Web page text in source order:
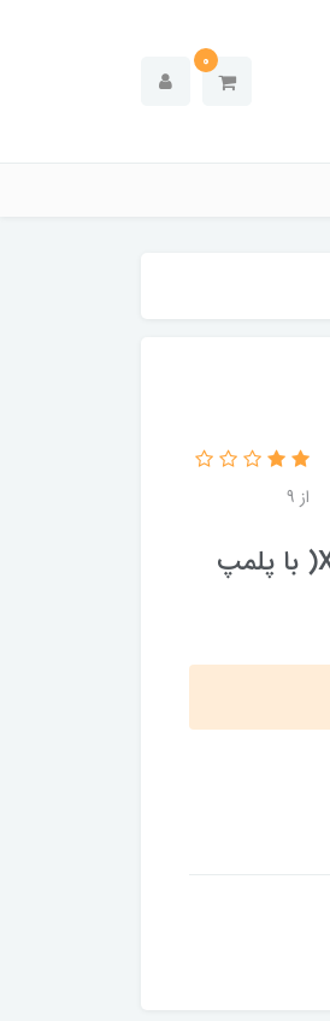
0
از 9
جارو رباتیک شیائومی مدل Xiaomi Robot Vacuum X20 Max( با پلمپ